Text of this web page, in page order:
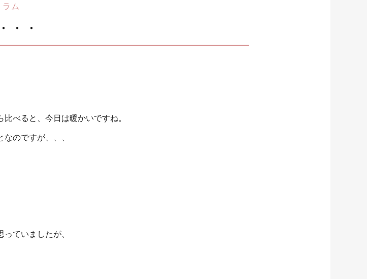
ラム
・・
べると、今日は暖かいですね。
のですが、、、
ていましたが、